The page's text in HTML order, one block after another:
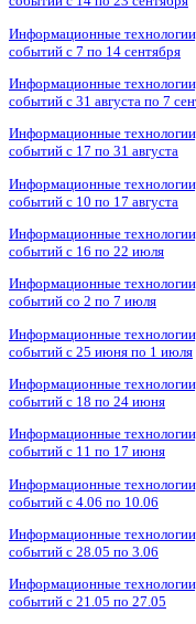
Информационные
событий с 7 по 14 сентября
Информационные
событий с 31 августа по 7
Информационные
событий с 17 по 31 августа
Информационные
событий с 10 по 17 августа
Информационные
событий с 16 по 22 июля
Информационные
событий со 2 по 7 июля
Информационные
событий с 25 июня по 1 июля
Информационные
событий с 18 по 24 июня
Информационные
событий с 11 по 17 июня
Информационные
событий с 4.06 по 10.06
Информационные
событий с 28.05 по 3.06
Информационные
событий с 21.05 по 27.05